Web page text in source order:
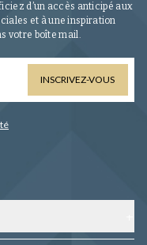
d’un accès anticipé aux
et à une inspiration
votre boîte mail.
INSCRIVEZ-VOUS